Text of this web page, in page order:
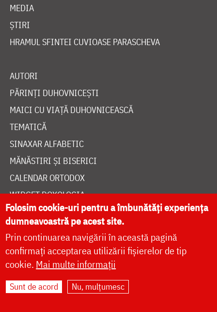
MEDIA
ȘTIRI
HRAMUL SFINTEI CUVIOASE PARASCHEVA
AUTORI
PĂRINȚI DUHOVNICEȘTI
MAICI CU VIAȚĂ DUHOVNICEASCĂ
TEMATICĂ
SINAXAR ALFABETIC
MĂNĂSTIRI ȘI BISERICI
CALENDAR ORTODOX
WIDGET DOXOLOGIA
RADIO DOXOLOGIA
POLITICA DE COOKIES
Folosim cookie-uri pentru a îmbunătăți experiența
dumneavoastră pe acest site.
Prin continuarea navigării în această pagină
confirmați acceptarea utilizării fișierelor de tip
cookie. Mai multe informații
Sunt de acord Nu, mulțumesc